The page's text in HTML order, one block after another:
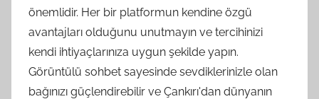
önemlidir. Her bir platformun kendine özgü
avantajları olduğunu unutmayın ve tercihinizi
kendi ihtiyaçlarınıza uygun şekilde yapın.
Görüntülü sohbet sayesinde sevdiklerinizle olan
bağınızı güçlendirebilir ve Çankırı'dan dünyanın